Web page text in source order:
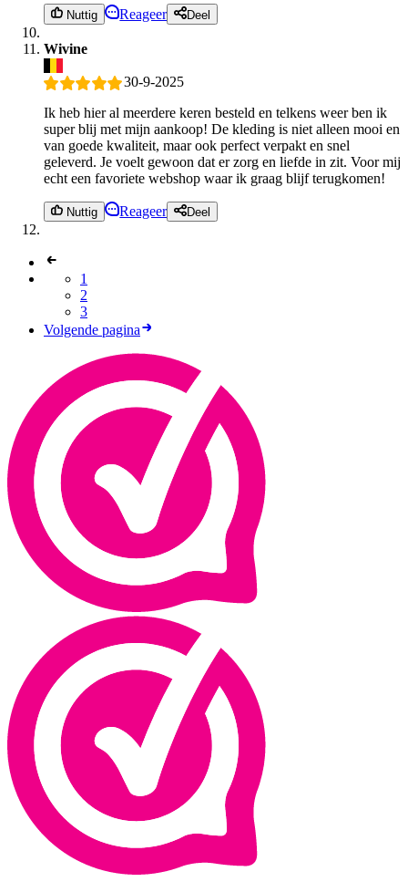
Nuttig Reageer Deel
Wivine
30-9-2025
Ik heb hier al meerdere keren besteld en telkens weer ben ik
super blij met mijn aankoop! De kleding is niet alleen mooi en
van goede kwaliteit, maar ook perfect verpakt en snel
geleverd. Je voelt gewoon dat er zorg en liefde in zit. Voor mij
echt een favoriete webshop waar ik graag blijf terugkomen!
Nuttig Reageer Deel
1
2
3
Volgende pagina